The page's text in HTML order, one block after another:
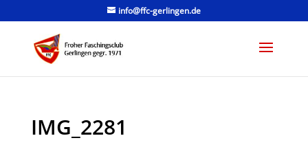
info@ffc-gerlingen.de
IMG_2281